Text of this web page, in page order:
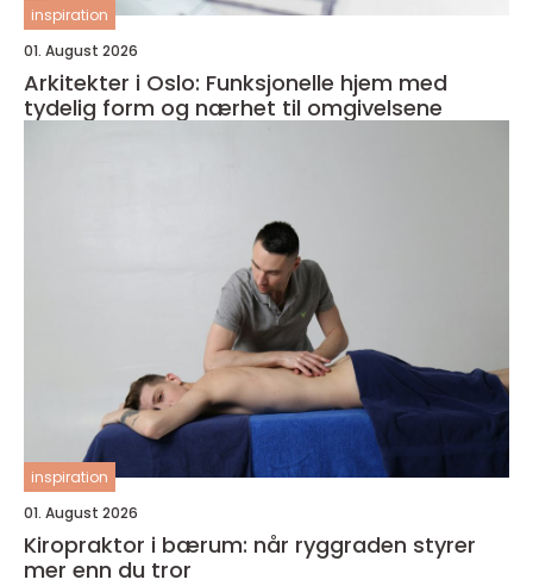
inspiration
01. August 2026
Arkitekter i Oslo: Funksjonelle hjem med
tydelig form og nærhet til omgivelsene
inspiration
01. August 2026
Kiropraktor i bærum: når ryggraden styrer
mer enn du tror